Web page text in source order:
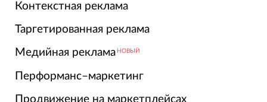
Контекстная реклама
Таргетированная реклама
Медийная реклама НОВЫЙ
Перформанс–маркетинг
Продвижение на маркетплейсах